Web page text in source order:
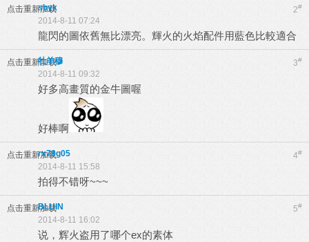
点击重新加载 2#
sbyk
2014-8-11 07:24
龍閃的圖依舊無比漂亮。輝火的火焰配件用藍色比較適合
点击重新加载 3#
牡羊穆
2014-8-11 09:32
好多高畫質的金牛圖喔
好棒啊
点击重新加载 4#
rx78g05
2014-8-11 15:58
拍得不错呀~~~
点击重新加载 5#
BLUIN
2014-8-11 16:02
说，辉火盗用了哪个ex的素体